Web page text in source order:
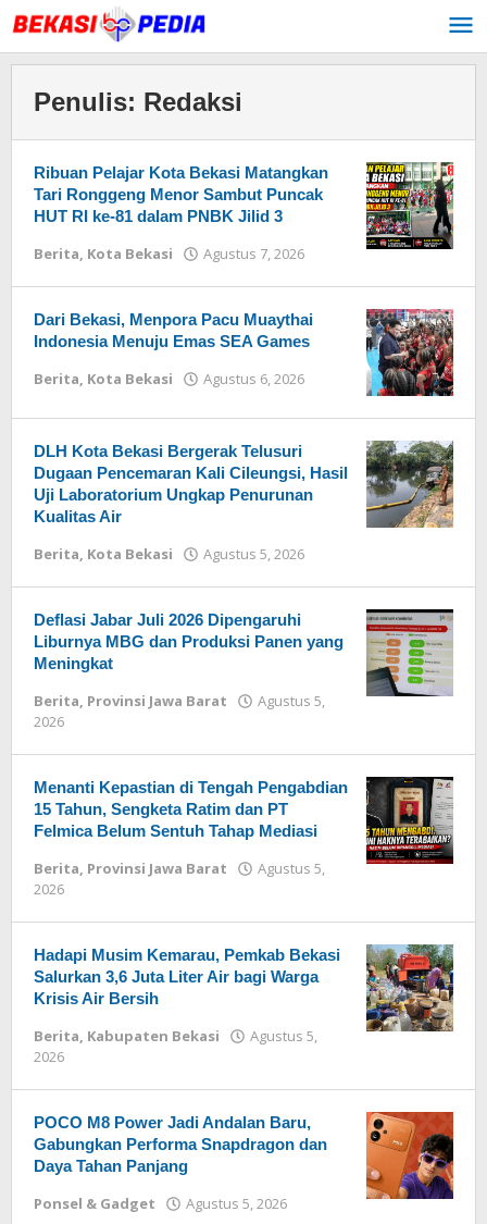
Lewati
ke
konten
Penulis: Redaksi
Ribuan Pelajar Kota Bekasi Matangkan
Tari Ronggeng Menor Sambut Puncak
HUT RI ke-81 dalam PNBK Jilid 3
Berita, Kota Bekasi Agustus 7, 2026
Dari Bekasi, Menpora Pacu Muaythai
Indonesia Menuju Emas SEA Games
Berita, Kota Bekasi Agustus 6, 2026
Redaksi
DLH Kota Bekasi Bergerak Telusuri
Dugaan Pencemaran Kali Cileungsi, Hasil
Uji Laboratorium Ungkap Penurunan
Kualitas Air
Berita, Kota Bekasi Agustus 5, 2026
Deflasi Jabar Juli 2026 Dipengaruhi
Liburnya MBG dan Produksi Panen yang
Meningkat
Berita, Provinsi Jawa Barat
Agustus 5,
2026
Menanti Kepastian di Tengah Pengabdian
15 Tahun, Sengketa Ratim dan PT
Felmica Belum Sentuh Tahap Mediasi
Berita, Provinsi Jawa Barat
Agustus 5,
2026
Hadapi Musim Kemarau, Pemkab Bekasi
Salurkan 3,6 Juta Liter Air bagi Warga
Krisis Air Bersih
Berita, Kabupaten Bekasi
Agustus 5,
2026
POCO M8 Power Jadi Andalan Baru,
Gabungkan Performa Snapdragon dan
Daya Tahan Panjang
Ponsel & Gadget Agustus 5, 2026